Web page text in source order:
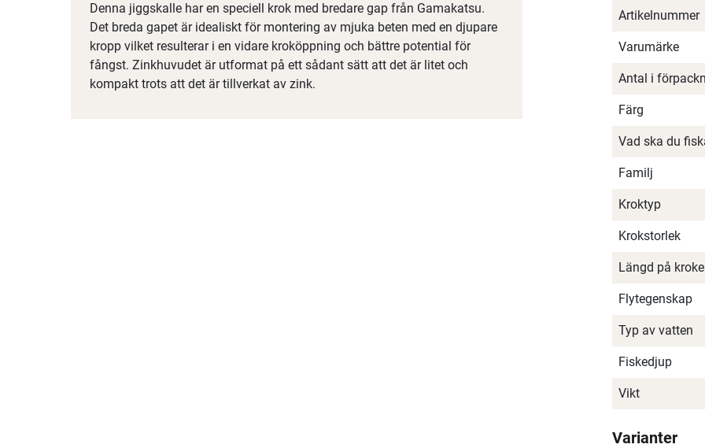
Denna jiggskalle har en speciell krok med bredare gap från Gamakatsu.
Det breda gapet är idealiskt för montering av mjuka beten med en djupare
kropp vilket resulterar i en vidare kroköppning och bättre potential för
fångst. Zinkhuvudet är utformat på ett sådant sätt att det är litet och
kompakt trots att det är tillverkat av zink.
Artikelnummer
Varumärke
Antal i
Färg
Vad ska du
Familj
Kroktyp
Krokstorlek
Längd på
Flytegenskap
Typ av vatten
Fiskedjup
Vikt
Varianter